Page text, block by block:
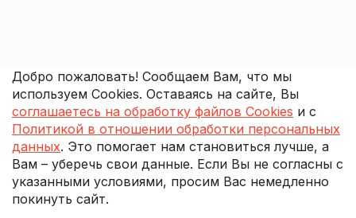
Добро пожаловать! Сообщаем Вам, что мы
используем Cookies. Оставаясь на сайте, Вы
соглашаетесь на обработку файлов Cookies и с
Политикой в отношении обработки персональных
данных. Это помогает нам становиться лучше, а
Вам – уберечь свои данные. Если Вы не согласны с
указанными условиями, просим Вас немедленно
покинуть сайт.